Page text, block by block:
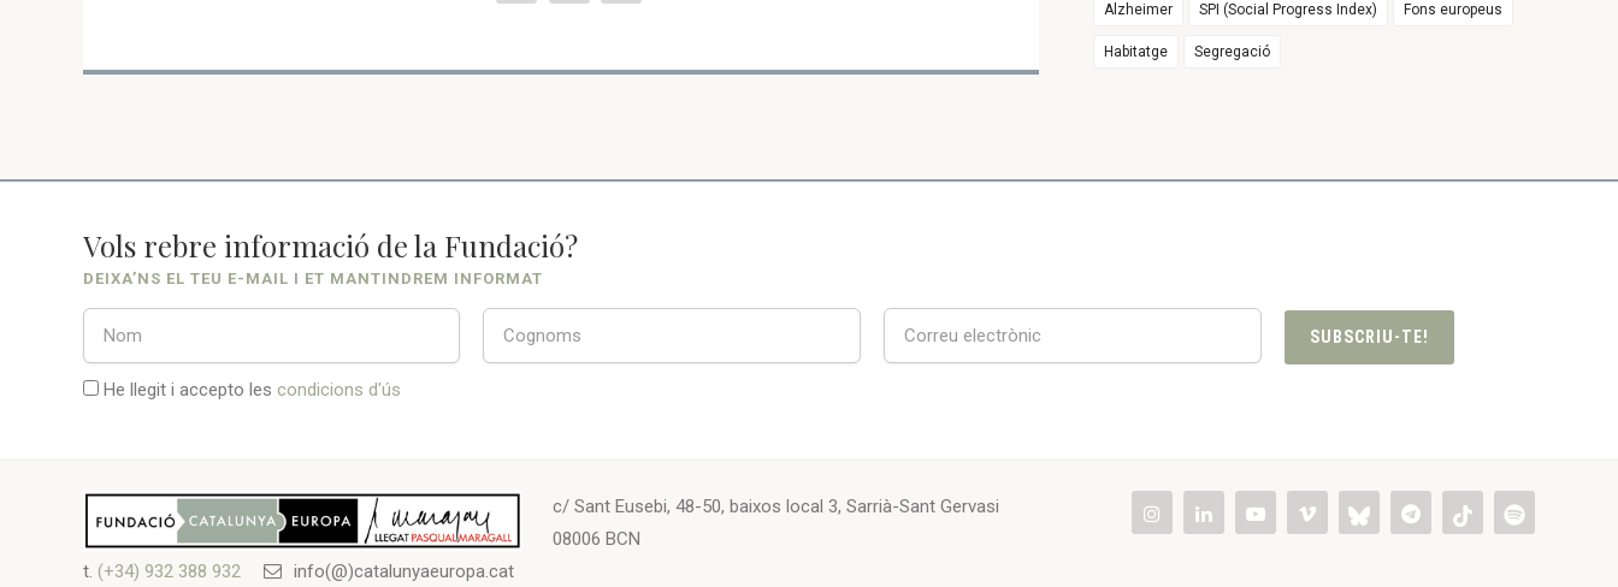
Alzheimer SPI (Social Progress Index) Fons europeus
Habitatge Segregació
Vols rebre informació de la Fundació?
DEIXA’NS EL TEU E-MAIL I ET MANTINDREM INFORMAT
SUBSCRIU-TE!
He llegit i accepto les condicions d'ús
c/ Sant Eusebi, 48-50, baixos local 3, Sarrià-Sant Gervasi
08006 BCN
t. (+34) 932 388 932 info(@)catalunyaeuropa.cat